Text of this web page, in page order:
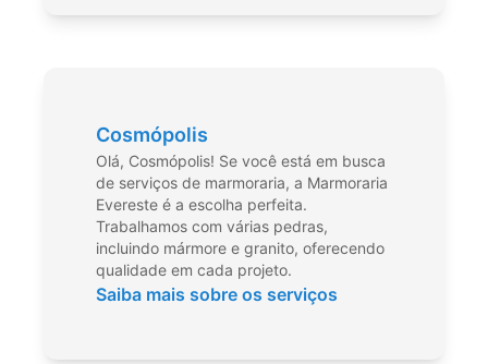
Cosmópolis
Olá, Cosmópolis! Se você está em busca
de serviços de marmoraria, a Marmoraria
Evereste é a escolha perfeita.
Trabalhamos com várias pedras,
incluindo mármore e granito, oferecendo
qualidade em cada projeto.
Saiba mais sobre os serviços